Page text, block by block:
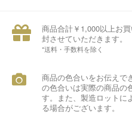
商品合計￥1,000以上お
封させていただきます。
*送料・手数料を除く
商品の色合いをお伝えで
の色合いは実際の商品の
す。また、製造ロットに
る場合がございます。